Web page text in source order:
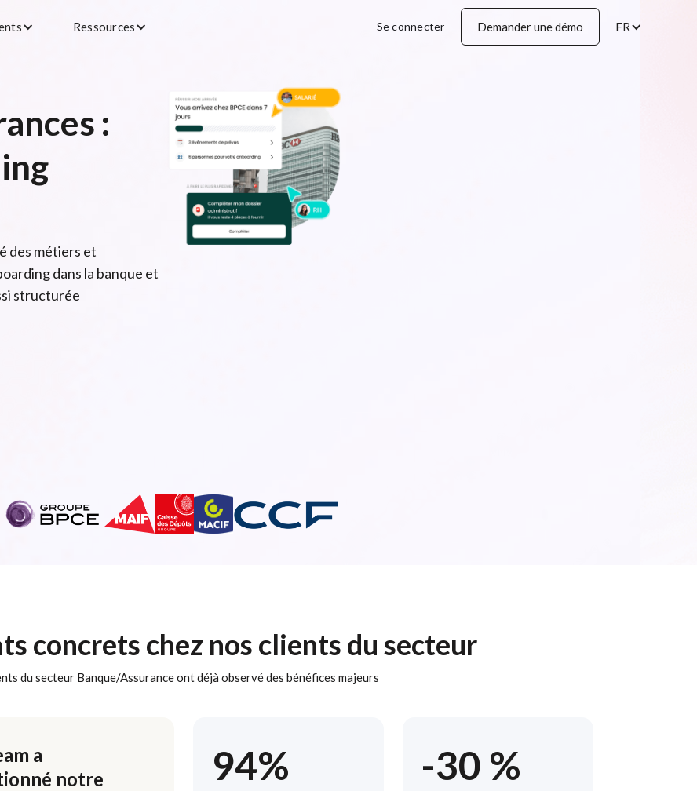
Ressources Se connecter Demander une démo FR
:
des métiers et
dans la banque et
structurée
concrets chez nos clients du secteur
du secteur Banque/Assurance ont déjà observé des bénéfices majeurs
a
notre
94% -30 %